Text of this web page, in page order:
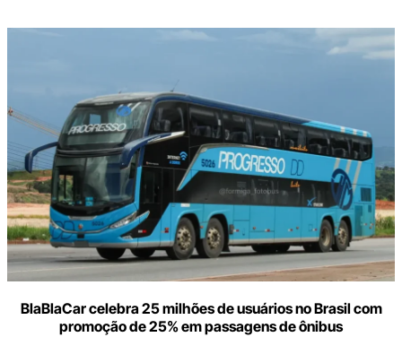
BlaBlaCar celebra 25 milhões de usuários no Brasil com
promoção de 25% em passagens de ônibus